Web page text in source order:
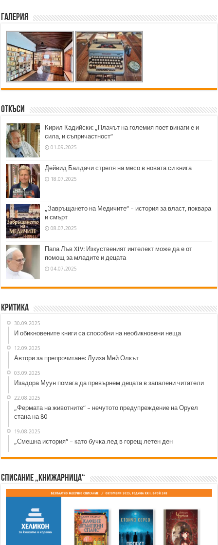
Галерия
Откъси
Кирил Кадийски: „Плачът на големия поет винаги е и
сила, и съпричастност“
01.09.2025
Дейвид Балдачи стреля на месо в новата си книга
18.07.2025
„Завръщането на Медичите“ – история за власт, поквара
и смърт
08.07.2025
Папа Лъв XIV: Изкуственият интелект може да е от
помощ за младите и децата
04.07.2025
Критика
30.09.2025
И обикновените книги са способни на необикновени неща
12.09.2025
Автори за препрочитане: Луиза Мей Олкът
03.09.2025
Изадора Муун помага да превърнем децата в запалени читатели
22.08.2025
„Фермата на животните“ – нечутото предупреждение на Оруел
стана на 80
19.08.2025
„Смешна история“ – като бучка лед в горещ летен ден
Списание „Книжарница“